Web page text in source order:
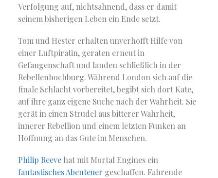
Verfolgung auf, nichtsahnend, dass er damit
seinem bisherigen Leben ein Ende setzt.
Tom und Hester erhalten unverhofft Hilfe von
einer Luftpiratin, geraten erneut in
Gefangenschaft und landen schließlich in der
Rebellenhochburg. Während London sich auf die
finale Schlacht vorbereitet, begibt sich dort Kate,
auf ihre ganz eigene Suche nach der Wahrheit. Sie
gerät in einen Strudel aus bitterer Wahrheit,
innerer Rebellion und einem letzten Funken an
Hoffnung an das Gute im Menschen.
Philip Reeve hat mit Mortal Engines ein
fantastisches Abenteuer geschaffen. Fahrende